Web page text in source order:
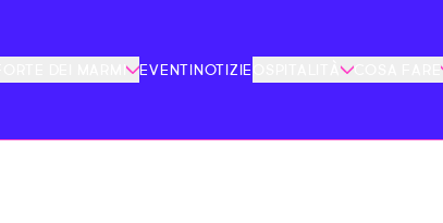
FORTE DEI MARMI EVENTI NOTIZIE COSA FARE